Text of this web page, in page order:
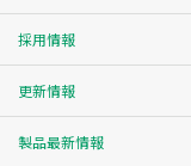
採用情報
更新情報
製品最新情報